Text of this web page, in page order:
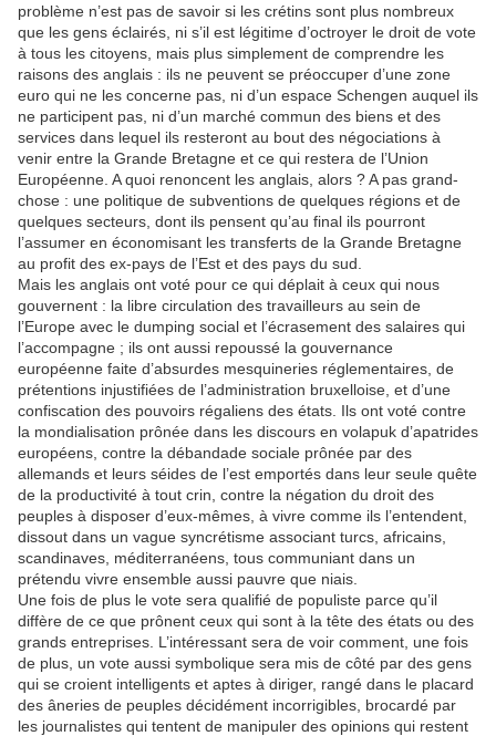
problème n’est pas de savoir si les crétins sont plus nombreux
que les gens éclairés, ni s’il est légitime d’octroyer le droit de vote
à tous les citoyens, mais plus simplement de comprendre les
raisons des anglais : ils ne peuvent se préoccuper d’une zone
euro qui ne les concerne pas, ni d’un espace Schengen auquel ils
ne participent pas, ni d’un marché commun des biens et des
services dans lequel ils resteront au bout des négociations à
venir entre la Grande Bretagne et ce qui restera de l’Union
Européenne. A quoi renoncent les anglais, alors ? A pas grand-
chose : une politique de subventions de quelques régions et de
quelques secteurs, dont ils pensent qu’au final ils pourront
l’assumer en économisant les transferts de la Grande Bretagne
au profit des ex-pays de l’Est et des pays du sud.
Mais les anglais ont voté pour ce qui déplait à ceux qui nous
gouvernent : la libre circulation des travailleurs au sein de
l’Europe avec le dumping social et l’écrasement des salaires qui
l’accompagne ; ils ont aussi repoussé la gouvernance
européenne faite d’absurdes mesquineries réglementaires, de
prétentions injustifiées de l’administration bruxelloise, et d’une
confiscation des pouvoirs régaliens des états. Ils ont voté contre
la mondialisation prônée dans les discours en volapuk d’apatrides
européens, contre la débandade sociale prônée par des
allemands et leurs séides de l’est emportés dans leur seule quête
de la productivité à tout crin, contre la négation du droit des
peuples à disposer d’eux-mêmes, à vivre comme ils l’entendent,
dissout dans un vague syncrétisme associant turcs, africains,
scandinaves, méditerranéens, tous communiant dans un
prétendu vivre ensemble aussi pauvre que niais.
Une fois de plus le vote sera qualifié de populiste parce qu’il
diffère de ce que prônent ceux qui sont à la tête des états ou des
grands entreprises. L’intéressant sera de voir comment, une fois
de plus, un vote aussi symbolique sera mis de côté par des gens
qui se croient intelligents et aptes à diriger, rangé dans le placard
des âneries de peuples décidément incorrigibles, brocardé par
les journalistes qui tentent de manipuler des opinions qui restent